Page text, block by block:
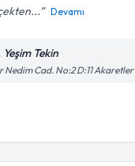
Devamı
Yeşim Tekin
Nedim Cad. No:2 D:11 Akaretler